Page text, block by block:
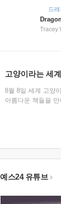
드
Tracey
고양이라는 세계
8월 8일 세계 고양
아름다운 책들을
예스24 유튜브